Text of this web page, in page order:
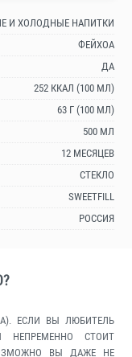
И ХОЛОДНЫЕ НАПИТКИ
ФЕЙХОА
ДА
252 ККАЛ (100 МЛ)
63 Г (100 МЛ)
500 МЛ
12 МЕСЯЦЕВ
СТЕКЛО
SWEETFILL
РОССИЯ
ЕСЛИ ВЫ ЛЮБИТЕЛЬ
НЕПРЕМЕННО СТОИТ
ВЫ ДАЖЕ НЕ